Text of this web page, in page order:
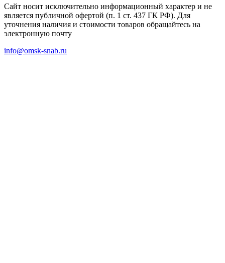
Сайт носит исключительно информационный характер и не
является публичной офертой (п. 1 ст. 437 ГК РФ). Для
уточнения наличия и стоимости товаров обращайтесь на
электронную почту
info@omsk-snab.ru